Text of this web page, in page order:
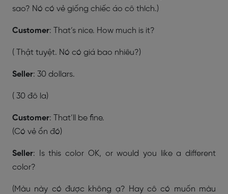
sao? Nó có vẻ giống chiếc áo cô thích.)
Customer: That’s nice. How much is it?
( Thật tuyệt. Nó có giá bao nhiêu?)
Seller: 30 dollars.
( 30 đô la)
Customer: That’ll be fine.
(Có vẻ ổn đó)
Seller: Is this color OK, or would you like a different
color?
(Màu này có được không ạ? Hay cô có muốn màu